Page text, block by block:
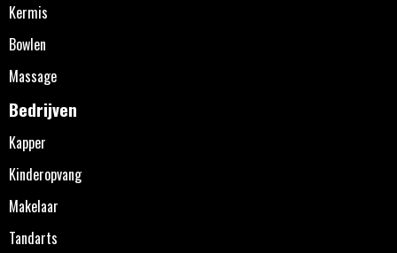
Kermis
Bowlen
Massage
Bedrijven
Kapper
Kinderopvang
Makelaar
Tandarts